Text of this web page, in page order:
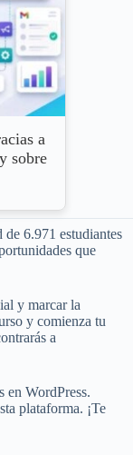
a
sobre
de 6.971 estudiantes
que
y marcar la
y comienza tu
a
en WordPress.
plataforma. ¡Te